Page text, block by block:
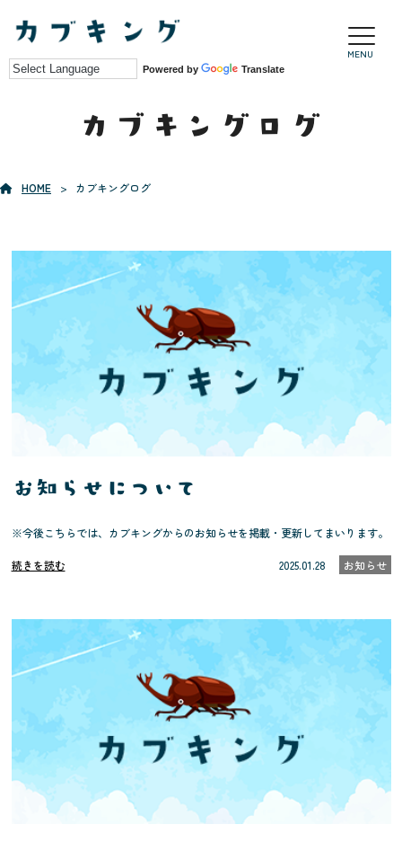
MENU
Powered by Translate
カブキングログ
HOME カブキングログ
お知らせについて
※今後こちらでは、カブキングからのお知らせを掲載・更新してまいります。
続きを読む 2025.01.28 お知らせ